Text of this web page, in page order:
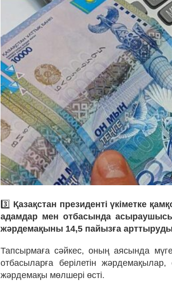
3️⃣ Қазақстан президенті үкіметке
адамдар мен отбасында
жәрдемақыны 14,5 пайызға
Тапсырмаға сәйкес, оның аясында
отбасыларға берілетін
жәрдемақы мөлшері өсті.